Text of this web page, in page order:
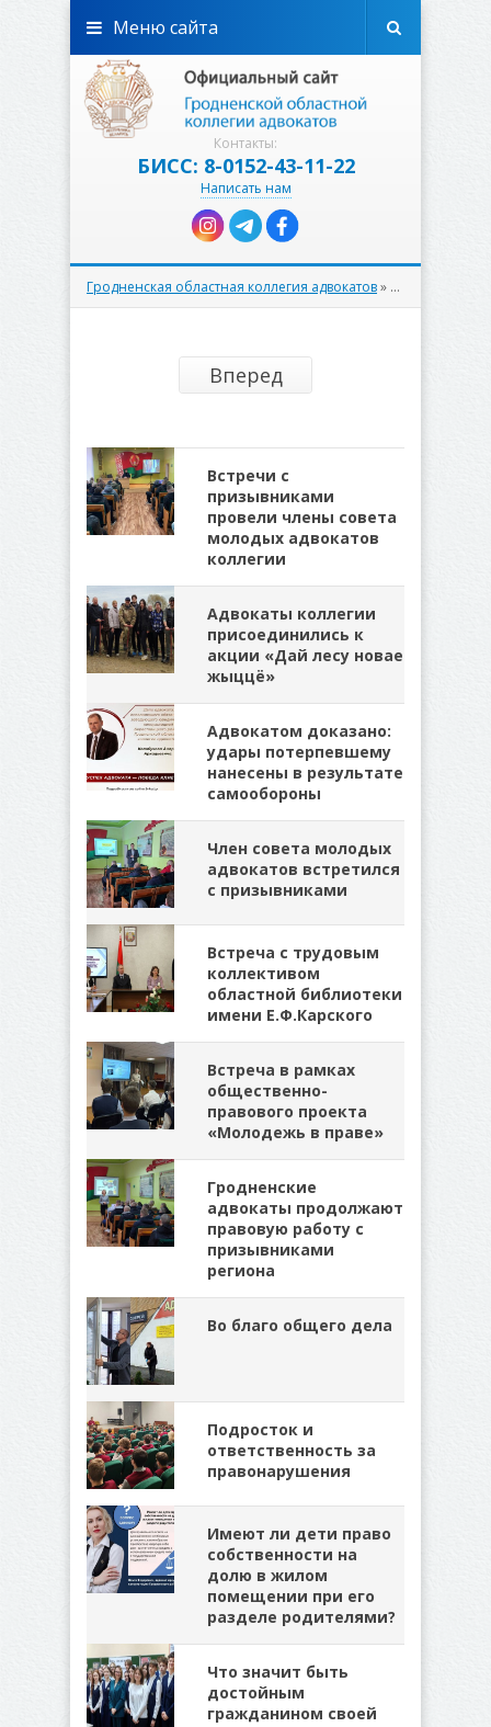
Контакты:
БИСС: 8-0152-43-11-22
Написать нам
Меню сайта
Гродненская областная коллегия адвокатов» Материалы за Октябрь 2025 года
Вперед
Встречи с
призывниками
провели члены совета
молодых адвокатов
коллегии
Адвокаты коллегии
присоединились к
акции «Дай лесу новае
жыццё»
Адвокатом доказано:
удары потерпевшему
нанесены в результате
самообороны
Член совета молодых
адвокатов встретился
с призывниками
Встреча с трудовым
коллективом
областной библиотеки
имени Е.Ф.Карского
Встреча в рамках
общественно-
правового проекта
«Молодежь в праве»
Гродненские
адвокаты продолжают
правовую работу с
призывниками
региона
Во благо общего дела
Подросток и
ответственность за
правонарушения
Имеют ли дети право
собственности на
долю в жилом
помещении при его
разделе родителями?
Что значит быть
достойным
гражданином своей